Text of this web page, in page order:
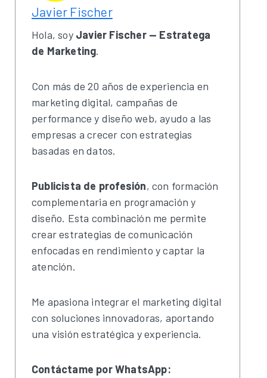
Javier Fischer
Hola, soy Javier Fischer — Estratega
de Marketing.
Con más de 20 años de experiencia en
marketing digital, campañas de
performance y diseño web, ayudo a las
empresas a crecer con estrategias
basadas en datos.
Publicista de profesión, con formación
complementaria en programación y
diseño. Esta combinación me permite
crear estrategias de comunicación
enfocadas en rendimiento y captar la
atención.
Me apasiona integrar el marketing digital
con soluciones innovadoras, aportando
una visión estratégica y experiencia.
Contáctame por WhatsApp: